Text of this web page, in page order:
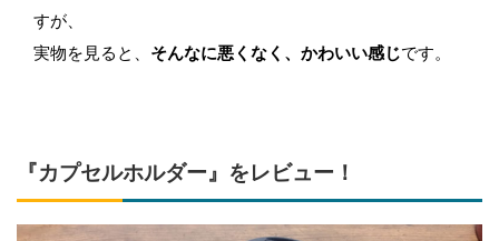
すが、
実物を見ると、 そんなに悪くなく、かわいい感じです。
『カプセルホルダー』をレビュー！